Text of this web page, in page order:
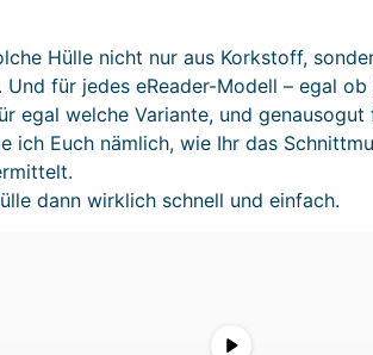
Hülle nicht nur aus Korkstoff,
Und für jedes eReader-Modell – egal
egal welche Variante, und
ich Euch nämlich, wie Ihr das
dann wirklich schnell und einfach.